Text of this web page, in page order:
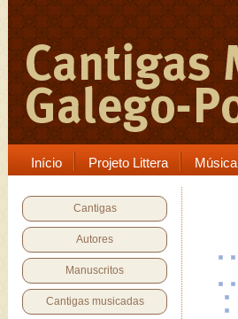
Início Projeto Littera Música
Cantigas
Autores
Manuscritos
Cantigas musicadas